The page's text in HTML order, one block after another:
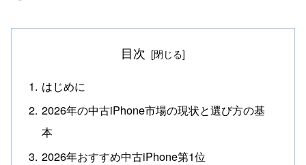
目次
はじめに
2026年の中古iPhone市場の現状と選び方の基
本
2026年おすすめ中古iPhone第1位